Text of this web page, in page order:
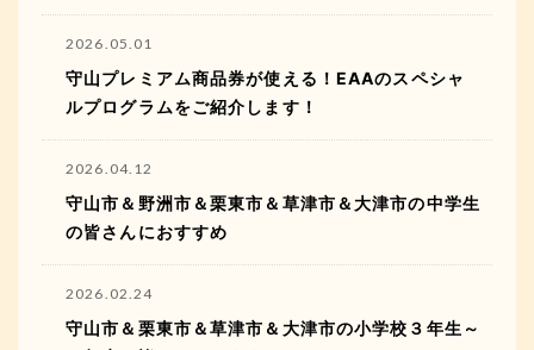
2026.05.01
守山プレミアム商品券が使える！EAAのスペシャ
ルプログラムをご紹介します！
2026.04.12
守山市＆野洲市＆栗東市＆草津市＆大津市の中学生
の皆さんにおすすめ
2026.02.24
守山市＆栗東市＆草津市＆大津市の小学校３年生～